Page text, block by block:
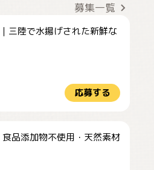
募集一覧
三陸で水揚げされた新鮮な
応募する
食品添加物不使用・天然素材